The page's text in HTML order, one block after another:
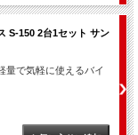
S-150 2台1セット サン
量で気軽に使えるバイ